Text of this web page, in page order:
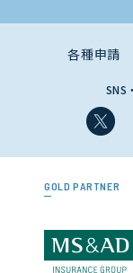
各種申請
SNS
GOLD PARTNER